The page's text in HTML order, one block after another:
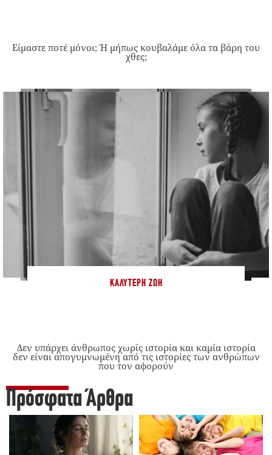
Είμαστε ποτέ μόνοι; Ή μήπως κουβαλάμε όλα τα βάρη του
χθες;
ΚΑΛΎΤΕΡΗ ΖΩΉ
Δεν υπάρχει άνθρωπος χωρίς ιστορία και καμία ιστορία
δεν είναι απογυμνωμένη από τις ιστορίες των ανθρώπων
που τον αφορούν
Πρόσφατα Άρθρα